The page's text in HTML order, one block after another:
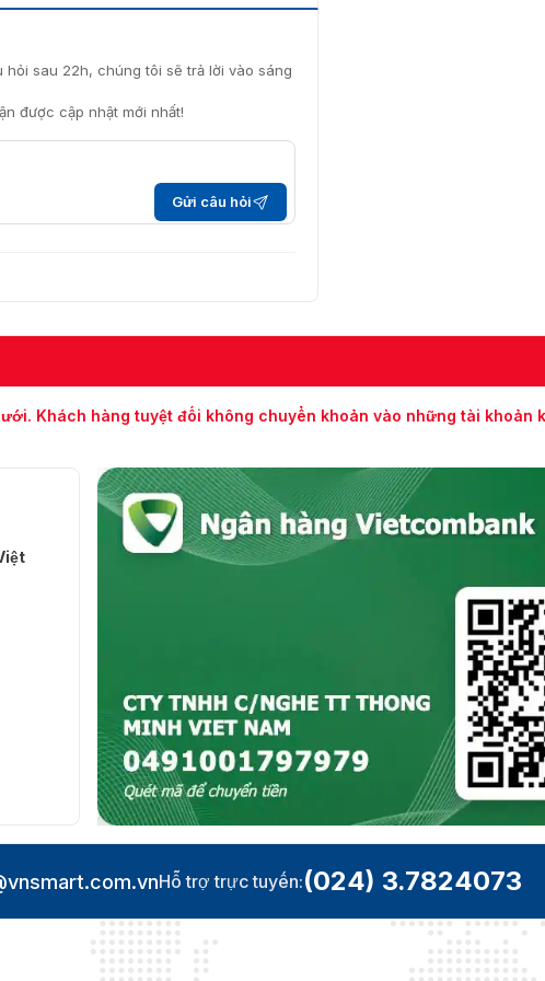
hỏi sau 22h, chúng tôi sẽ trả lời vào sáng
được cập nhật mới nhất!
Gửi câu hỏi
Khách hàng tuyệt đối không chuyển khoản vào những tài khoản
Hỗ trợ trực tuyến:(024) 3.7824073